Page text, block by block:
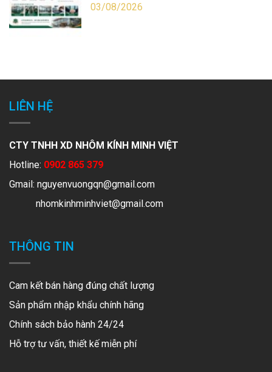
03/08/2026
LIÊN HỆ
CTY TNHH XD NHÔM KÍNH MINH VIỆT
Hotline: 0902 865 379
Gmail: nguyenvuongqn@gmail.com
nhomkinhminhviet@gmail.com
THÔNG TIN
Cam kết bán hàng đúng chất lượng
Sản phẩm nhập khẩu chính hãng
Chính sách bảo hành 24/24
Hỗ trợ tư vấn, thiết kế miễn phí